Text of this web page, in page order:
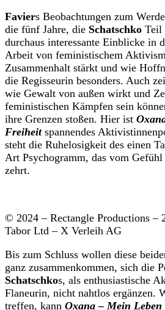
Faviers Beobachtungen zum
die fünf Jahre, die Schatschko Teil
durchaus interessante Einblicke in
Arbeit von feministischem
Zusammenhalt stärkt und wie
die Regisseurin besonders. Auch
wie Gewalt von außen wirkt und
feministischen Kämpfen sein
ihre Grenzen stoßen. Hier ist
Freiheitspannendes
steht die Ruhelosigkeit des einen
Art Psychogramm, das vom
zehrt.
© 2024 – Rectangle Productions –
Tabor Ltd – X Verleih AG
Bis zum Schluss wollen diese
ganz zusammenkommen, sich die
Schatschkos, als enthusiastische
Flaneurin, nicht nahtlos ergänzen.
treffen, kann Oxana – Mein